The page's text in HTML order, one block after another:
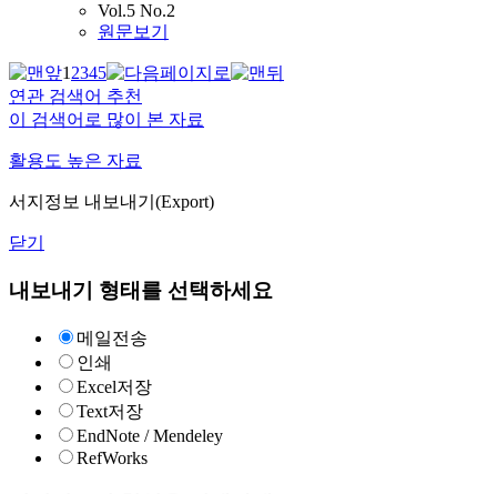
Vol.5 No.2
원문보기
12345
연관 검색어 추천
이 검색어로 많이 본 자료
활용도 높은 자료
서지정보 내보내기(Export)
닫기
내보내기 형태를 선택하세요
메일전송
인쇄
Excel저장
Text저장
EndNote / Mendeley
RefWorks